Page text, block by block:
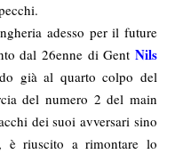
adesso per il future
dal 26enne di Gent Nils
già al quarto colpo del
del numero 2 del main
dei suoi avversari sino
è riuscito a rimontare lo